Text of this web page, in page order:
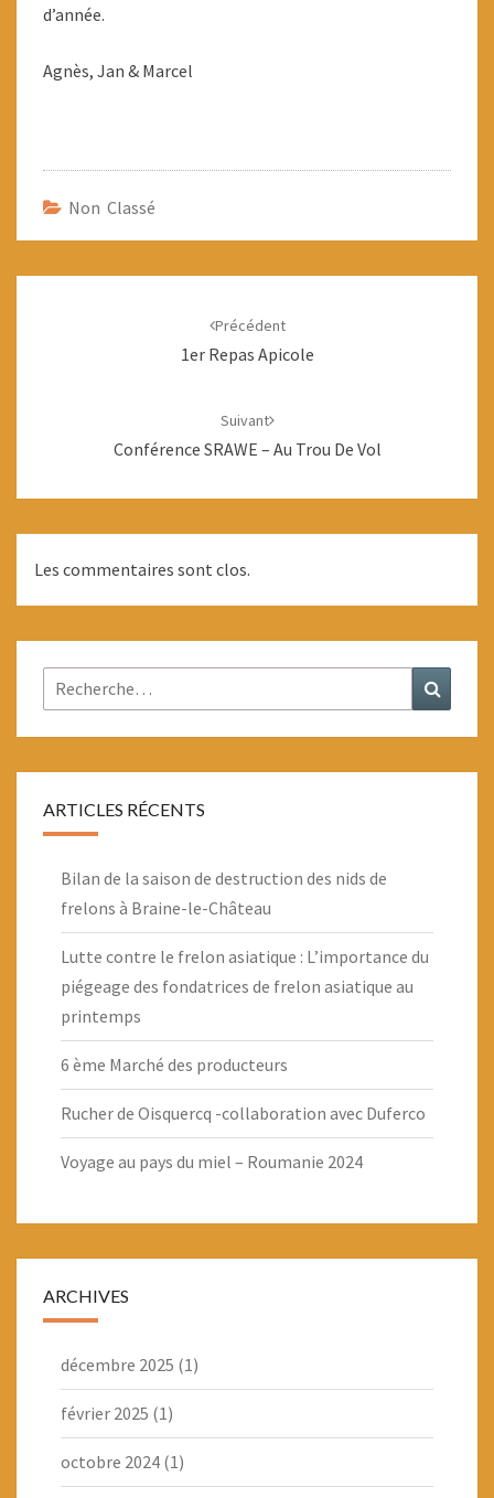
d’année.
Agnès, Jan & Marcel
Non Classé
Précédent
1er Repas Apicole
Suivant
Conférence SRAWE – Au Trou De Vol
Les commentaires sont clos.
Rechercher :
ARTICLES RÉCENTS
Bilan de la saison de destruction des nids de
frelons à Braine-le-Château
Lutte contre le frelon asiatique : L’importance du
piégeage des fondatrices de frelon asiatique au
printemps
6 ème Marché des producteurs
Rucher de Oisquercq -collaboration avec Duferco
Voyage au pays du miel – Roumanie 2024
ARCHIVES
décembre 2025 (1)
février 2025 (1)
octobre 2024 (1)